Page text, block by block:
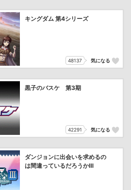
キングダム 第4シリーズ
48137 気になる
黒子のバスケ 第3期
42291 気になる
ダンジョンに出会いを求めるの
は間違っているだろうかⅢ